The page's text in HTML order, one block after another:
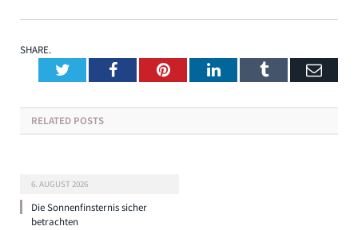
SHARE.
TwitterFacebookPinterestLinkedInTumblr
RELATED POSTS
6. AUGUST 2026
Die Sonnenfinsternis sicher
betrachten